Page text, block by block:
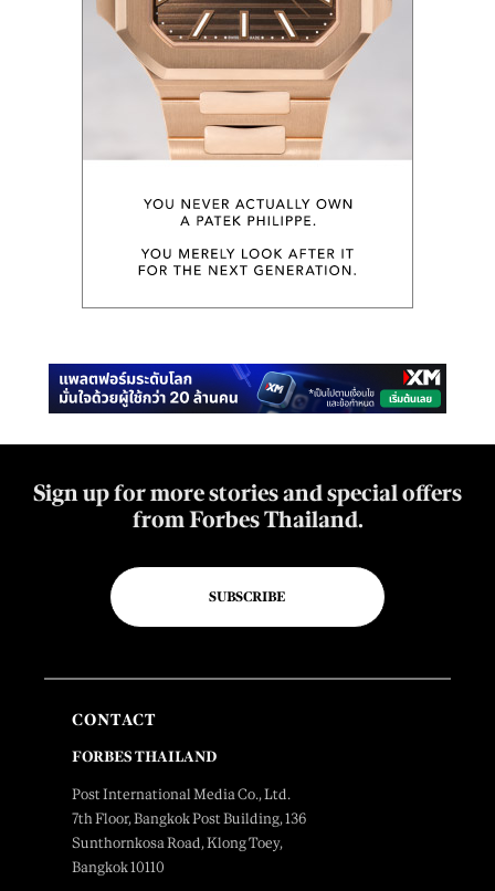
Sign up for more stories and special offers
from Forbes Thailand.
SUBSCRIBE
CONTACT
FORBES THAILAND
Post International Media Co., Ltd.
7th Floor, Bangkok Post Building, 136
Sunthornkosa Road, Klong Toey,
Bangkok 10110